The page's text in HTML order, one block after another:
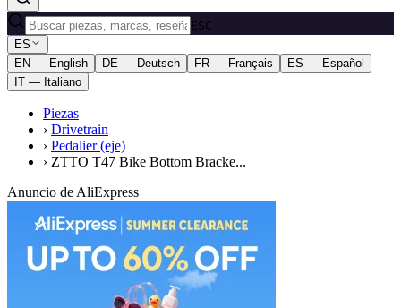
ESC
ES
EN — English
DE — Deutsch FR — Français
ES — Español
IT — Italiano
Piezas
› Drivetrain
› Pedalier (eje)
› ZTTO T47 Bike Bottom Bracke...
Anuncio de AliExpress